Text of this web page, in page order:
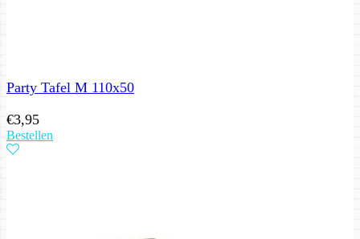
Party Tafel M 110x50
€3,95
Bestellen